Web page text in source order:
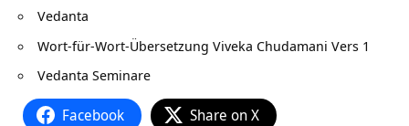
Vedanta
Wort-für-Wort-Übersetzung Viveka Chudamani Vers 1
Vedanta Seminare
Facebook Share on X